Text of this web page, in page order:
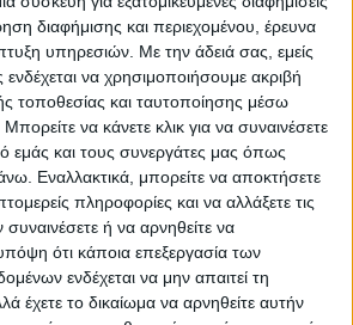
διαφήμισης και περιεχομένου, έρευνα
υπηρεσιών. Με την άδειά σας, εμείς
ενδέχεται να χρησιμοποιήσουμε ακριβή
τοποθεσίας και ταυτοποίησης μέσω
να κάνετε κλικ για να συναινέσετε
εμάς και τους συνεργάτες μας όπως
Εναλλακτικά, μπορείτε να αποκτήσετε
πληροφορίες και να αλλάξετε τις
ή να αρνηθείτε να
ότι κάποια επεξεργασία των
ενδέχεται να μην απαιτεί τη
έχετε το δικαίωμα να αρνηθείτε αυτήν
of paradise 180cm
of paradise είναι ένα εξαιρετικά
φυτό εσωτερικού χώρου με
Θεωρείται συγγενικό δέντρο
είναι κατάλληλη για όλους τους